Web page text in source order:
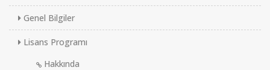
Genel Bilgiler
Lisans Programı
Hakkında